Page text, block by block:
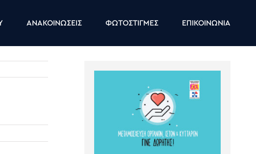
ΑΝΑΚΟΙΝΩΣΕΙΣ ΦΩΤΟΣΤΙΓΜΕΣ ΕΠΙΚΟΙΝΩΝΙΑ